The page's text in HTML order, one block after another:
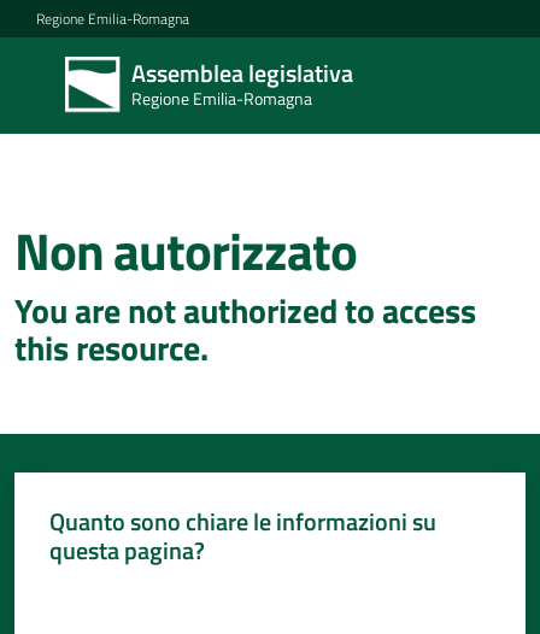
Vai al contenuto
Vai alla navigazione
Vai al footer
Regione Emilia-Romagna
Assemblea legislativa
Regione Emilia-Romagna
Assemblea
legislativa
Regione Emilia-
Concittadini
Porte
aperte
Mostre
Percorsi
Non autorizzato
You are not authorized to access
this resource.
Quanto sono chiare le informazioni su
questa pagina?